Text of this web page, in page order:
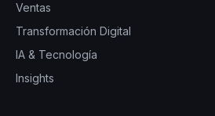
Ventas
Transformación Digital
IA & Tecnología
Insights